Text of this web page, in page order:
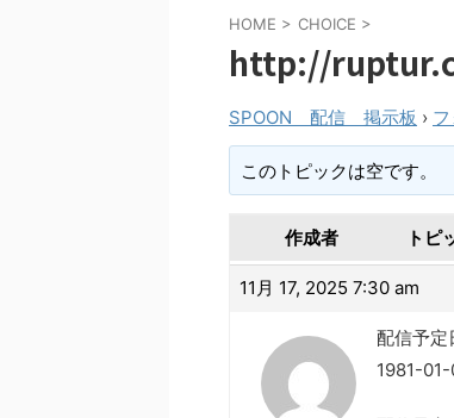
HOME > CHOICE >
http://
SPOON 配信 掲示板 ›
このトピックは空です。
作成者 トピ
11月 17, 2025 7:30 am
配信予定
1981-